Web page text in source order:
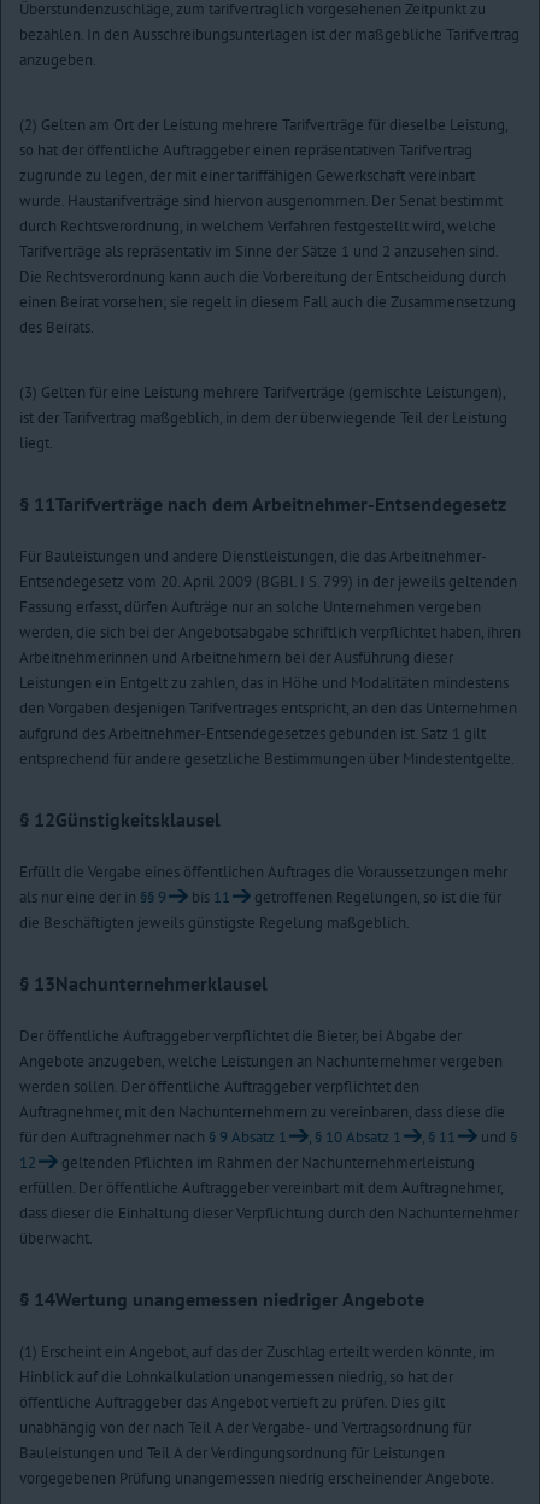
Überstundenzuschläge, zum tarifvertraglich vorgesehenen Zeitpunkt zu
bezahlen. In den Ausschreibungsunterlagen ist der maßgebliche Tarifvertrag
anzugeben.
(2) Gelten am Ort der Leistung mehrere Tarifverträge für dieselbe Leistung,
so hat der öffentliche Auftraggeber einen repräsentativen Tarifvertrag
zugrunde zu legen, der mit einer tariffähigen Gewerkschaft vereinbart
wurde. Haustarifverträge sind hiervon ausgenommen. Der Senat bestimmt
durch Rechtsverordnung, in welchem Verfahren festgestellt wird, welche
Tarifverträge als repräsentativ im Sinne der Sätze 1 und 2 anzusehen sind.
Die Rechtsverordnung kann auch die Vorbereitung der Entscheidung durch
einen Beirat vorsehen; sie regelt in diesem Fall auch die Zusammensetzung
des Beirats.
(3) Gelten für eine Leistung mehrere Tarifverträge (gemischte Leistungen),
ist der Tarifvertrag maßgeblich, in dem der überwiegende Teil der Leistung
liegt.
§ 11Tarifverträge nach dem Arbeitnehmer-Entsendegesetz
Für Bauleistungen und andere Dienstleistungen, die das Arbeitnehmer-
Entsendegesetz vom 20. April 2009 (BGBl. I S. 799) in der jeweils geltenden
Fassung erfasst, dürfen Aufträge nur an solche Unternehmen vergeben
werden, die sich bei der Angebotsabgabe schriftlich verpflichtet haben, ihren
Arbeitnehmerinnen und Arbeitnehmern bei der Ausführung dieser
Leistungen ein Entgelt zu zahlen, das in Höhe und Modalitäten mindestens
den Vorgaben desjenigen Tarifvertrages entspricht, an den das Unternehmen
aufgrund des Arbeitnehmer-Entsendegesetzes gebunden ist. Satz 1 gilt
entsprechend für andere gesetzliche Bestimmungen über Mindestentgelte.
§ 12Günstigkeitsklausel
Erfüllt die Vergabe eines öffentlichen Auftrages die Voraussetzungen mehr
als nur eine der in §§ 9 bis 11
getroffenen Regelungen, so ist die für
die Beschäftigten jeweils günstigste Regelung maßgeblich.
§ 13Nachunternehmerklausel
Der öffentliche Auftraggeber verpflichtet die Bieter, bei Abgabe der
Angebote anzugeben, welche Leistungen an Nachunternehmer vergeben
werden sollen. Der öffentliche Auftraggeber verpflichtet den
Auftragnehmer, mit den Nachunternehmern zu vereinbaren, dass diese die
für den Auftragnehmer nach § 9 Absatz 1 , § 10 Absatz 1 , § 11 und §
12
geltenden Pflichten im Rahmen der Nachunternehmerleistung
erfüllen. Der öffentliche Auftraggeber vereinbart mit dem Auftragnehmer,
dass dieser die Einhaltung dieser Verpflichtung durch den Nachunternehmer
überwacht.
§ 14Wertung unangemessen niedriger Angebote
(1) Erscheint ein Angebot, auf das der Zuschlag erteilt werden könnte, im
Hinblick auf die Lohnkalkulation unangemessen niedrig, so hat der
öffentliche Auftraggeber das Angebot vertieft zu prüfen. Dies gilt
unabhängig von der nach Teil A der Vergabe- und Vertragsordnung für
Bauleistungen und Teil A der Verdingungsordnung für Leistungen
vorgegebenen Prüfung unangemessen niedrig erscheinender Angebote.